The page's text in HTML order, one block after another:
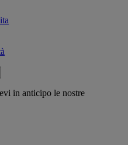
in anticipo le nostre